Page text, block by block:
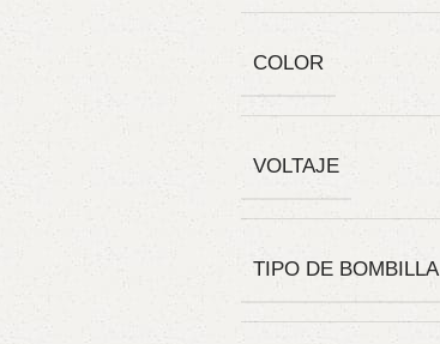
COLOR
VOLTAJE
TIPO DE BOMBILLA